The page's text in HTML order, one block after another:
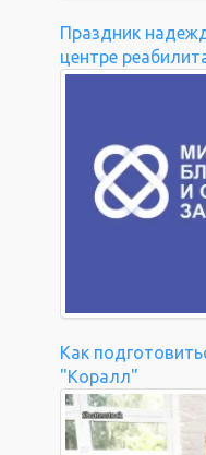
Праздник
центре
Как
"Коралл"